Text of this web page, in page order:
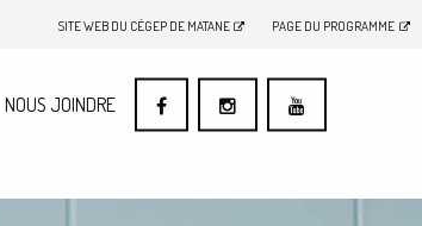
SITE WEB DU CÉGEP DE MATANE PAGE DU PROGRAMME
NOUS JOINDRE